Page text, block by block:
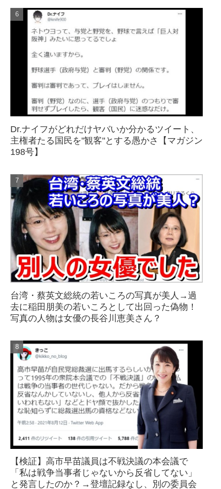
Dr.ナイフがどれだけヤバいか分かるツイート、
主権者たる国民を"観客"とする愚かさ【マガジン
198号】
台湾・蔡英文総統の若いころの写真が美人→過
去に稲田朋美の若いころとして出回った偽物！
写真の人物は女優の長谷川恵美さん？
【検証】高市早苗議員は不戦決議の本会議で
「私は戦争当事者じゃないから反省してない」
と発言したのか？→登壇記録なし、別の委員会